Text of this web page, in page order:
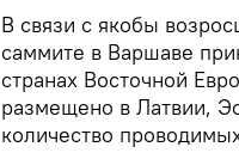
В связи с якобы
саммите в Варшаве
странах Восточной
размещено в Латвии,
количество